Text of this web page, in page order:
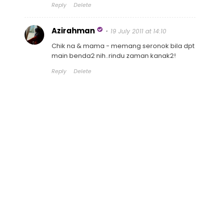
Reply Delete
Azirahman 19 July 2011 at 14:10
Chik na & mama - memang seronok bila dpt
main benda2 nih..rindu zaman kanak2!
Reply Delete